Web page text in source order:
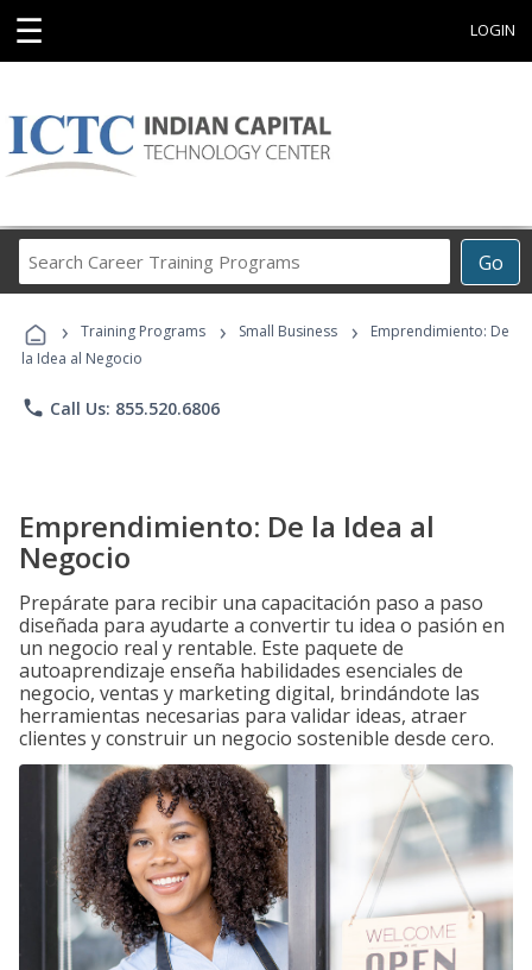
☰ LOGIN
Go
Career
Programs
› Training Programs › Small Business ›
Emprendimiento: De
la Idea al Negocio
phone Call Us: 855.520.6806
Emprendimiento: De la Idea al
Negocio
Prepárate para recibir una capacitación paso a paso
diseñada para ayudarte a convertir tu idea o pasión en
un negocio real y rentable. Este paquete de
autoaprendizaje enseña habilidades esenciales de
negocio, ventas y marketing digital, brindándote las
herramientas necesarias para validar ideas, atraer
clientes y construir un negocio sostenible desde cero.